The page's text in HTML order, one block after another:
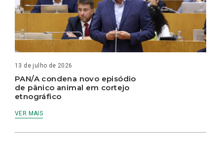
13 de julho de 2026
PAN/A condena novo episódio
de pânico animal em cortejo
etnográfico
VER MAIS